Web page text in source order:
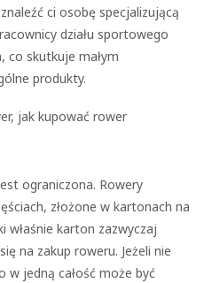
ci osobę specjalizującą
działu sportowego
co skutkuje małym
produkty.
ograniczona. Rowery
złożone w kartonach na
właśnie karton zazwyczaj
na zakup roweru. Jeżeli nie
w jedną całość może być